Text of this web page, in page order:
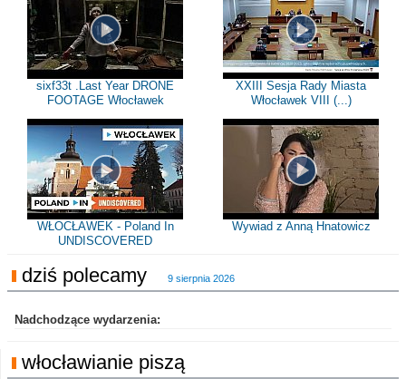
sixf33t .Last Year DRONE
FOOTAGE Włocławek
XXIII Sesja Rady Miasta
Włocławek VIII (...)
WŁOCŁAWEK - Poland In
UNDISCOVERED
Wywiad z Anną Hnatowicz
dziś polecamy 9 sierpnia 2026
Nadchodzące wydarzenia:
włocławianie piszą